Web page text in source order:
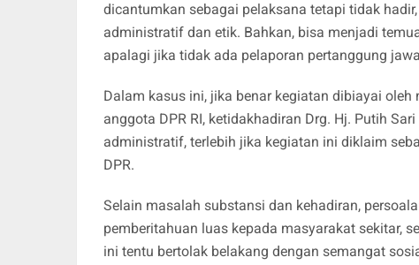
dicantumkan sebagai pelaksana tetapi tidak
administratif dan etik. Bahkan, bisa menjadi
apalagi jika tidak ada pelaporan pertanggung
Dalam kasus ini, jika benar kegiatan dibiayai
anggota DPR RI, ketidakhadiran Drg. Hj. Putih
administratif, terlebih jika kegiatan ini diklaim
DPR.
Selain masalah substansi dan kehadiran,
pemberitahuan luas kepada masyarakat sekitar,
ini tentu bertolak belakang dengan semangat